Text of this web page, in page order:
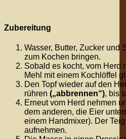
Zubereitung
Wasser, Butter, Zucker und
zum Kochen bringen.
Sobald es kocht, vom Herd
Mehl mit einem Kochlöffel
Den Topf wieder auf den
rühren („abbrennen“), bis
Erneut vom Herd nehmen
dem anderen, die Eier
einem Handmixer). Der
aufnehmen.